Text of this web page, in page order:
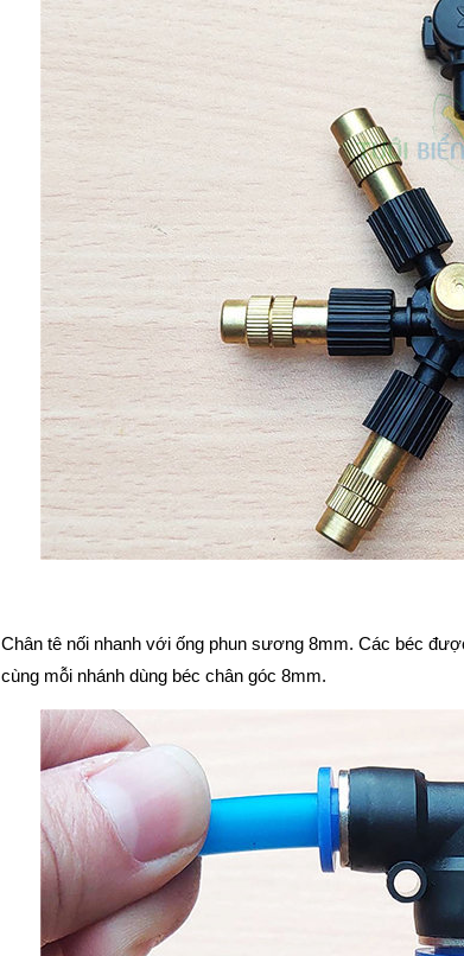
Chân tê nối nhanh với ống phun sương 8mm. Các béc
cùng mỗi nhánh dùng béc chân góc 8mm.